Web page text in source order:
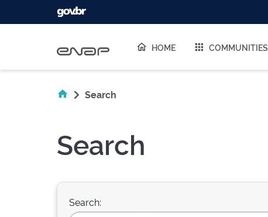
HOME COMMUNITIES
Search
Search
Search: